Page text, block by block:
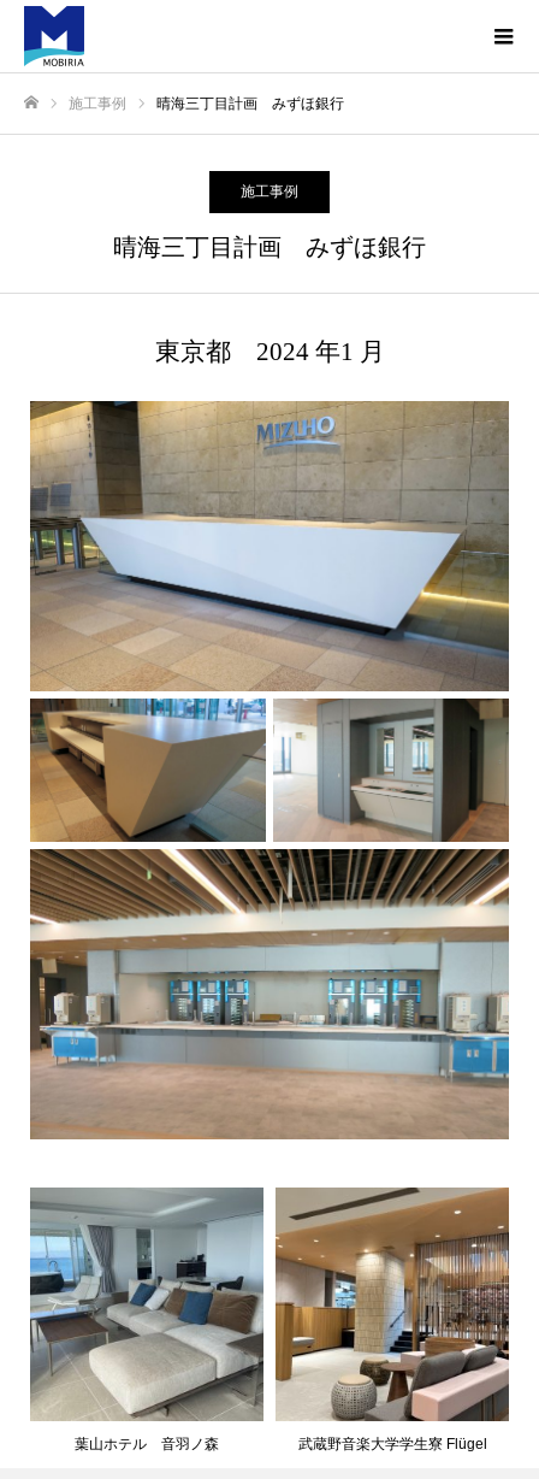
施工事例 晴海三丁目計画 みずほ銀行
施工事例
晴海三丁目計画 みずほ銀行
東京都 2024 年1 月
葉山ホテル 音羽ノ森 武蔵野音楽大学学生寮 Flügel